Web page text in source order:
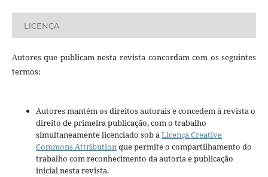
LICENÇA
Autores que publicam nesta revista concordam com os seguintes
termos:
Autores mantém os direitos autorais e concedem à revista o
direito de primeira publicação, com o trabalho
simultaneamente licenciado sob aLicença Creative
Commons Attributionque permite o compartilhamento do
trabalho com reconhecimento da autoria e publicação
inicial nesta revista.